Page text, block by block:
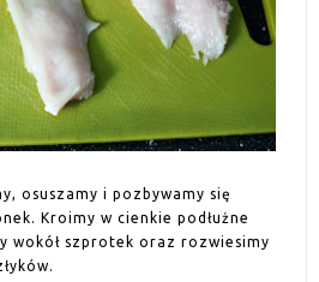
osuszamy i pozbywamy się
Kroimy w cienkie podłużne
wokół szprotek oraz rozwiesimy